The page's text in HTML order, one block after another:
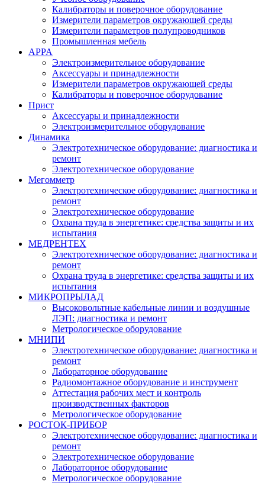
Калибраторы и поверочное оборудование
Измерители параметров окружающей среды
Измерители параметров полупроводников
Промышленная мебель
APPA
Электроизмерительное оборудование
Аксессуары и принадлежности
Измерители параметров окружающей среды
Калибраторы и поверочное оборудование
Прист
Аксессуары и принадлежности
Электроизмерительное оборудование
Динамика
Электротехническое оборудование: диагностика и
ремонт
Электротехническое оборудование
Мегомметр
Электротехническое оборудование: диагностика и
ремонт
Электротехническое оборудование
Охрана труда в энергетике: средства защиты и их
испытания
МЕДРЕНТЕХ
Электротехническое оборудование: диагностика и
ремонт
Охрана труда в энергетике: средства защиты и их
испытания
МИКРОПРЫЛАД
Высоковольтные кабельные линии и воздушные
ЛЭП: диагностика и ремонт
Метрологическое оборудование
МНИПИ
Электротехническое оборудование: диагностика и
ремонт
Лабораторное оборудование
Радиомонтажное оборудование и инструмент
Аттестация рабочих мест и контроль
производственных факторов
Метрологическое оборудование
РОСТОК-ПРИБОР
Электротехническое оборудование: диагностика и
ремонт
Электротехническое оборудование
Лабораторное оборудование
Метрологическое оборудование